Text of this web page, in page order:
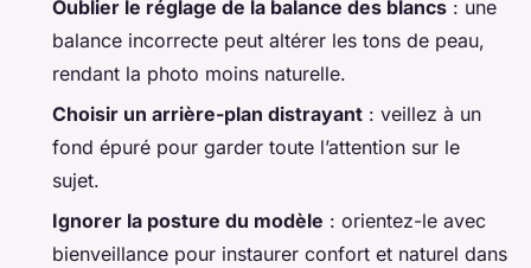
Oublier le réglage de la balance des blancs : une
balance incorrecte peut altérer les tons de peau,
rendant la photo moins naturelle.
Choisir un arrière-plan distrayant : veillez à un
fond épuré pour garder toute l’attention sur le
sujet.
Ignorer la posture du modèle : orientez-le avec
bienveillance pour instaurer confort et naturel dans